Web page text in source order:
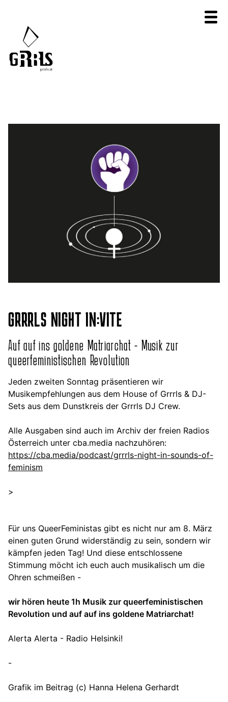
GRRRLS NIGHT IN:VITE
Auf auf ins goldene Matriarchat - Musik zur
queerfeministischen Revolution
Jeden zweiten Sonntag präsentieren wir
Musikempfehlungen aus dem House of Grrrls & DJ-
Sets aus dem Dunstkreis der Grrrls DJ Crew.
Alle Ausgaben sind auch im Archiv der freien Radios
Österreich unter cba.media nachzuhören:
https://cba.media/podcast/grrrls-night-in-sounds-of-
feminism
>
Für uns QueerFeministas gibt es nicht nur am 8. März
einen guten Grund widerständig zu sein, sondern wir
kämpfen jeden Tag! Und diese entschlossene
Stimmung möcht ich euch auch musikalisch um die
Ohren schmeißen -
wir hören heute 1h Musik zur queerfeministischen
Revolution und auf auf ins goldene Matriarchat!
Alerta Alerta - Radio Helsinki!
-
Grafik im Beitrag (c) Hanna Helena Gerhardt